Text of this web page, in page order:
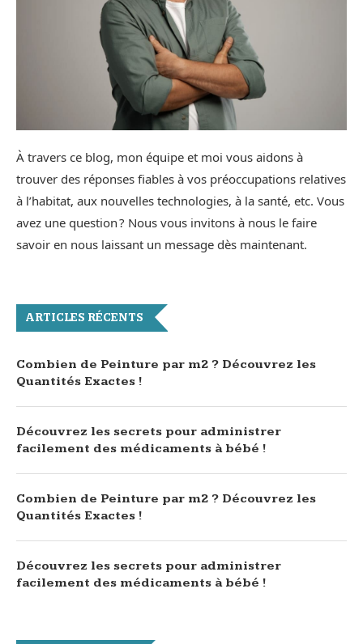
À travers ce blog, mon équipe et moi vous aidons à
trouver des réponses fiables à vos préoccupations relatives
à l’habitat, aux nouvelles technologies, à la santé, etc. Vous
avez une question ? Nous vous invitons à nous le faire
savoir en nous laissant un message dès maintenant.
ARTICLES RÉCENTS
Combien de Peinture par m2 ? Découvrez les
Quantités Exactes !
Découvrez les secrets pour administrer
facilement des médicaments à bébé !
Combien de Peinture par m2 ? Découvrez les
Quantités Exactes !
Découvrez les secrets pour administrer
facilement des médicaments à bébé !